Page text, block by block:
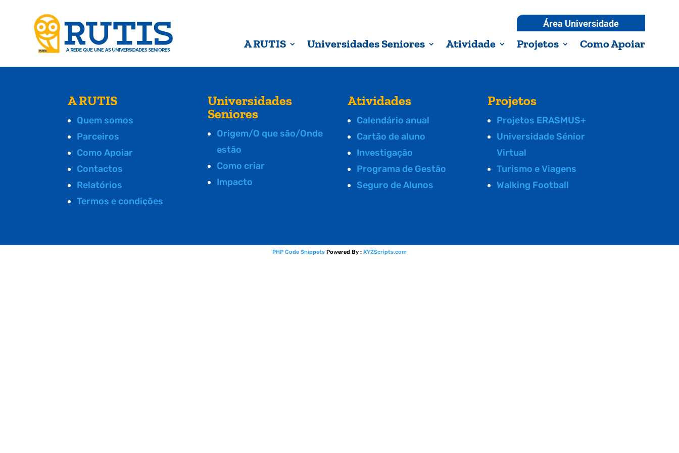
Área Universidade
A RUTIS Universidades Seniores Atividade Projetos Como Apoiar
A RUTIS
Quem somos
Parceiros
Como Apoiar
Contactos
Relatórios
Termos e condições
Universidades
Seniores
Origem/O que são/Onde
estão
Como criar
Impacto
Atividades
Calendário anual
Cartão de aluno
Investigação
Programa de Gestão
Seguro de Alunos
Projetos
Projetos ERASMUS+
Universidade Sénior
Virtual
Turismo e Viagens
Walking Football
PHP Code Snippets Powered By : XYZScripts.com